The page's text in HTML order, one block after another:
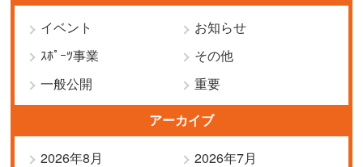
イベント
お知らせ
ｽﾎﾟｰﾂ事業
その他
一般公開
重要
アーカイブ
2026年8月
2026年7月